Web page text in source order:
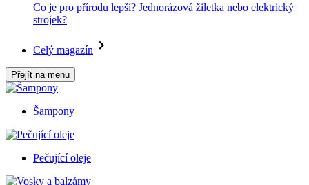
Co je pro přírodu lepší? Jednorázová žiletka nebo elektrický
strojek?
Celý magazín
Přejít na menu
Šampony
Pečující oleje